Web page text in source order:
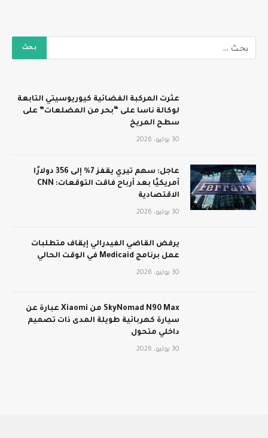
عثرت المركبة الفضائية كيوريوسيتي التابعة
لوكالة ناسا على “بحر من المضلعات” على
سطح المريخ
30 يوليو، 2026
عاجل: سهم تيري يقفز 7% إلى 356 دولارًا
أمريكيًا بعد أرباح فاقت التوقعات: CNN
الاقتصادية
30 يوليو، 2026
يرفض القاضي الفيدرالي إيقاف متطلبات
عمل برنامج Medicaid في الوقت الحالي
30 يوليو، 2026
SkyNomad N90 Max من Xiaomi عبارة عن
سيارة كهربائية طويلة المدى ذات تصميم
داخلي متحول
30 يوليو، 2026